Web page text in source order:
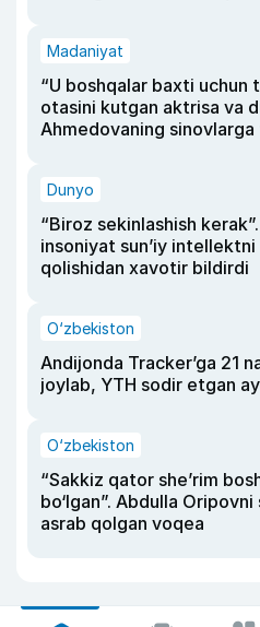
Madaniyat
“U boshqalar baxti uchun
otasini kutgan aktrisa va
Ahmedovaning sinovlarga
Dunyo
“Biroz sekinlashish
insoniyat sun’iy
qolishidan xavotir bildirdi
O‘zbekiston
Andijonda Tracker’ga 21
joylab, YTH sodir etgan
O‘zbekiston
“Sakkiz qator she’rim
bo‘lgan”. Abdulla
asrab qolgan voqea